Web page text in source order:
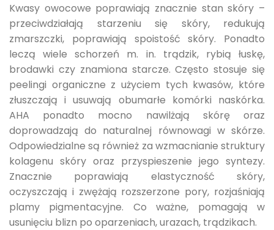
Kwasy owocowe poprawiają znacznie stan skóry –
przeciwdziałają starzeniu się skóry, redukują
zmarszczki, poprawiają spoistość skóry. Ponadto
leczą wiele schorzeń m. in. trądzik, rybią łuskę,
brodawki czy znamiona starcze. Często stosuje się
peelingi organiczne z użyciem tych kwasów, które
złuszczają i usuwają obumarłe komórki naskórka.
AHA ponadto mocno nawilżają skórę oraz
doprowadzają do naturalnej równowagi w skórze.
Odpowiedzialne są również za wzmacnianie struktury
kolagenu skóry oraz przyspieszenie jego syntezy.
Znacznie poprawiają elastyczność skóry,
oczyszczają i zwężają rozszerzone pory, rozjaśniają
plamy pigmentacyjne. Co ważne, pomagają w
usunięciu blizn po oparzeniach, urazach, trądzikach.